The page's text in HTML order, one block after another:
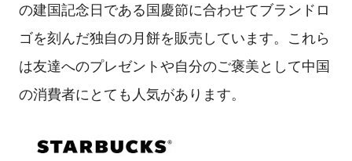
の建国記念日である国慶節に合わせてブランドロ
ゴを刻んだ独自の月餅を販売しています。これら
は友達へのプレゼントや自分のご褒美として中国
の消費者にとても人気があります。